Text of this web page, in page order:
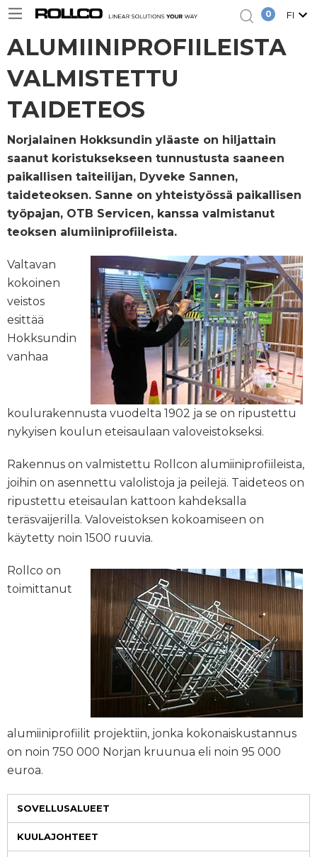
0 FI
SOVELLUSALUEET
KUULAJOHTEET
ALUMIINIPROFIILEISTA
VALMISTETTU
TAIDETEOS
Norjalainen Hokksundin yläaste on hiljattain
saanut koristuksekseen tunnustusta saaneen
paikallisen taiteilijan, Dyveke Sannen,
taideteoksen. Sanne on yhteistyössä paikallisen
työpajan, OTB Servicen, kanssa valmistanut
teoksen alumiiniprofiileista.
Valtavan
kokoinen
veistos
esittää
Hokksundin
vanhaa
koulurakennusta vuodelta 1902 ja se on ripustettu
nykyisen koulun eteisaulaan valoveistokseksi.
Rakennus on valmistettu Rollcon alumiiniprofiileista,
joihin on asennettu valolistoja ja peilejä. Taideteos on
ripustettu eteisaulan kattoon kahdeksalla
teräsvaijerilla. Valoveistoksen kokoamiseen on
käytetty noin 1500 ruuvia.
Rollco on
toimittanut
alumiiniprofiilit projektiin, jonka kokonaiskustannus
on noin 750 000 Norjan kruunua eli noin 95 000
euroa.